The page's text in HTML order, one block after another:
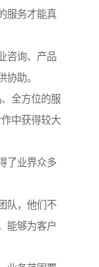
服务才能真
咨询、产品
助。
全方位的服
中获得较大
了业界众多
队，他们不
能够为客户